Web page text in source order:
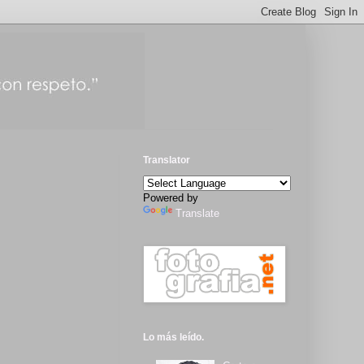
Translator
Powered by
Translate
Lo más leído.